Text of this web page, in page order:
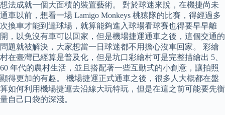
想法成就一個大面積的裝置藝術。 對於球迷來說，在機捷尚未
通車以前，想看一場 Lamigo Monkeys 桃猿隊的比賽，得經過多
次換車才能到達球場，就算能夠進入球場看球賽也得要早早離
開，以免沒有車可以回家，但是機場捷運通車之後，這個交通的
問題就被解決，大家想當一日球迷都不用擔心沒車回家。 彩繪
村在臺灣已經算是普及化，但是坑口彩繪村可是完整描繪出 5、
60 年代的農村生活，並且搭配著一些互動式的小創意，讓拍照
顯得更加的有趣。 機場捷運正式通車之後，很多人大概都在盤
算如何利用機場捷運去沿線大玩特玩，但是在這之前可能要先衡
量自己口袋的深淺。